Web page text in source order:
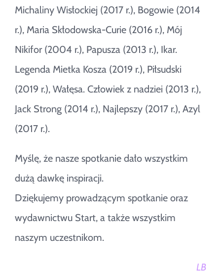
Michaliny Wisłockiej (2017 r.), Bogowie (2014
r.), Maria Skłodowska-Curie (2016 r.), Mój
Nikifor (2004 r.), Papusza (2013 r.), Ikar.
Legenda Mietka Kosza (2019 r.), Piłsudski
(2019 r.), Wałęsa. Człowiek z nadziei (2013 r.),
Jack Strong (2014 r.), Najlepszy (2017 r.), Azyl
(2017 r.).
Myślę, że nasze spotkanie dało wszystkim
dużą dawkę inspiracji.
Dziękujemy prowadzącym spotkanie oraz
wydawnictwu Start, a także wszystkim
naszym uczestnikom.
LB